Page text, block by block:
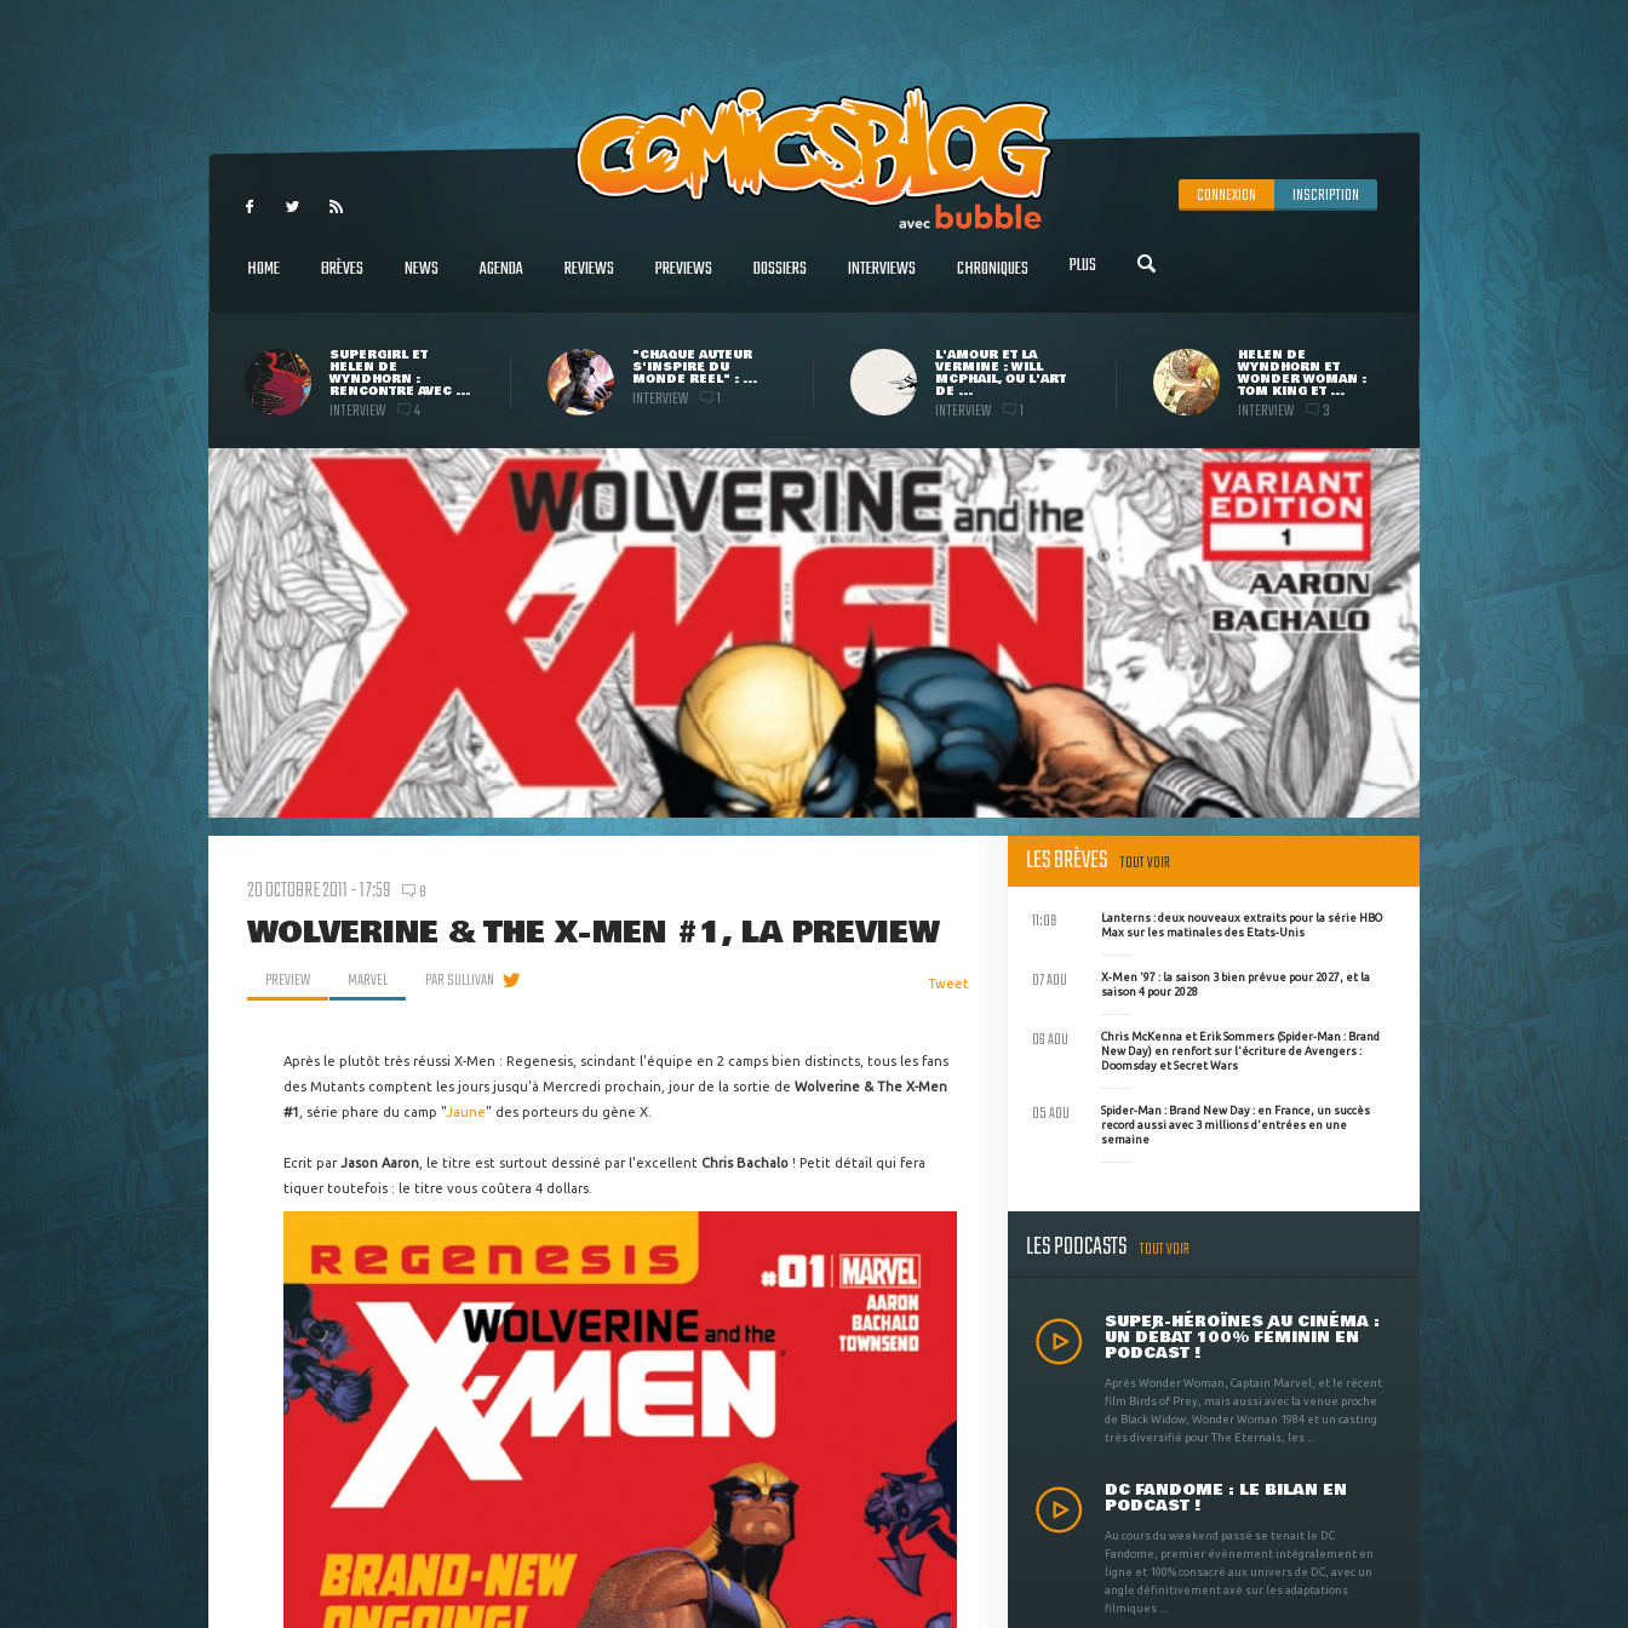
CONNEXION INSCRIPTION
HOME BRÈVES NEWS AGENDA REVIEWS PREVIEWS DOSSIERS INTERVIEWS CHRONIQUES PLUS
SUPERGIRL ET
HELEN DE
WYNDHORN :
RENCONTRE AVEC ...
INTERVIEW 4
"CHAQUE AUTEUR
S'INSPIRE DU
MONDE RÉEL" : ...
INTERVIEW 1
L'AMOUR ET LA
VERMINE : WILL
MCPHAIL, OU L'ART
DE ...
INTERVIEW 1
HELEN DE
WYNDHORN ET
WONDER WOMAN :
TOM KING ET ...
INTERVIEW 3
20 OCTOBRE 2011 - 17:59 8
WOLVERINE & THE X-MEN #1, LA PREVIEW
PREVIEW MARVEL PARSULLIVAN Tweet
Après le plutôt très réussi X-Men : Regenesis, scindant l'équipe en 2 camps bien distincts, tous les fans
des Mutants comptent les jours jusqu'à Mercredi prochain, jour de la sortie de Wolverine & The X-Men
#1 , série phare du camp "Jaune" des porteurs du gène X.
Ecrit parJason Aaron , le titre est surtout dessiné par l'excellent Chris Bachalo ! Petit détail qui fera
tiquer toutefois : le titre vous coûtera 4 dollars.
LES BRÈVES TOUT VOIR
Lanterns : deux nouveaux extraits pour la série HBO
Max sur les matinales des Etats-Unis
11:09
X-Men '97 : la saison 3 bien prévue pour 2027, et la
saison 4 pour 2028
07 AOU
Chris McKenna et Erik Sommers (Spider-Man : Brand
New Day) en renfort sur l'écriture de Avengers :
Doomsday et Secret Wars
06 AOU
Spider-Man : Brand New Day : en France, un succès
record aussi avec 3 millions d'entrées en une
semaine
05 AOU
LES PODCASTS TOUT VOIR
SUPER-HÉROÏNES AU CINÉMA :
UN DÉBAT 100% FÉMININ EN
PODCAST !
Après Wonder Woman, Captain Marvel, et le récent
film Birds of Prey, mais aussi avec la venue proche
de Black Widow, Wonder Woman 1984 et un casting
très diversifié pour The Eternals, les ...
DC FANDOME : LE BILAN EN
PODCAST !
Au cours du weekend passé se tenait le DC
Fandome, premier évènement intégralement en
ligne et 100% consacré aux univers de DC, avec un
angle définitivement axé sur les adaptations
filmiques ...